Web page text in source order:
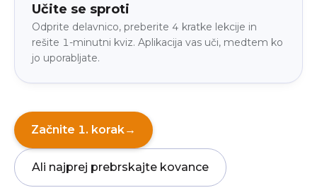
Učite se sproti
Odprite delavnico, preberite 4 kratke lekcije in
rešite 1-minutni kviz. Aplikacija vas uči, medtem ko
jo uporabljate.
Začnite 1. korak→
Ali najprej prebrskajte kovance